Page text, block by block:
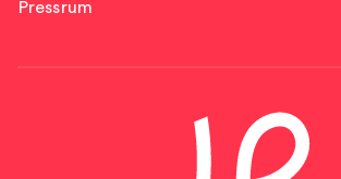
Pressrum